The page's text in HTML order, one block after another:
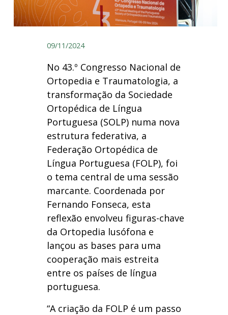
09/11/2024
No 43.º Congresso Nacional de
Ortopedia e Traumatologia, a
transformação da Sociedade
Ortopédica de Língua
Portuguesa (SOLP) numa nova
estrutura federativa, a
Federação Ortopédica de
Língua Portuguesa (FOLP), foi
o tema central de uma sessão
marcante. Coordenada por
Fernando Fonseca, esta
reflexão envolveu figuras-chave
da Ortopedia lusófona e
lançou as bases para uma
cooperação mais estreita
entre os países de língua
portuguesa.
“A criação da FOLP é um passo